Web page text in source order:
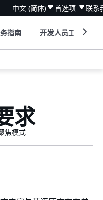
中文 (简体) 首选项 联系
指南 开发人员工具
求
焦模式